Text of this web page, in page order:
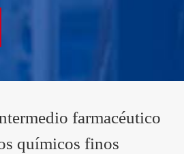
farmacéutico
químicos finos